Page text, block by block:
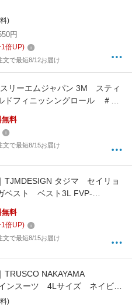
)
円
1倍UP)
文で最短8/12お届け
リーエムジャパン 3M スティ
フィニッシングロール ＃
無料
文で最短8/15お届け
TJMDESIGN タジマ セイリョ
ベスト ベスト3L FVP-
無料
1倍UP)
文で最短8/15お届け
TRUSCO NAKAYAMA
ンスーツ 4Lサイズ ネイビー
)